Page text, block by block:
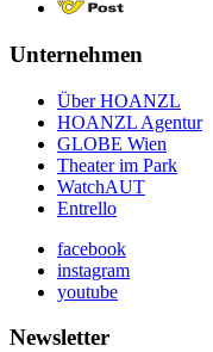
Unternehmen
Über HOANZL
HOANZL Agentur
GLOBE Wien
Theater im Park
WatchAUT
Entrello
facebook
instagram
youtube
Newsletter